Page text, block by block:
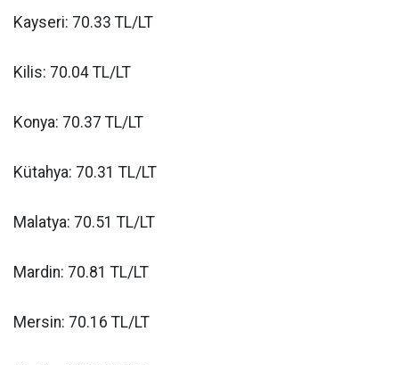
Kayseri: 70.33 TL/LT
Kilis: 70.04 TL/LT
Konya: 70.37 TL/LT
Kütahya: 70.31 TL/LT
Malatya: 70.51 TL/LT
Mardin: 70.81 TL/LT
Mersin: 70.16 TL/LT